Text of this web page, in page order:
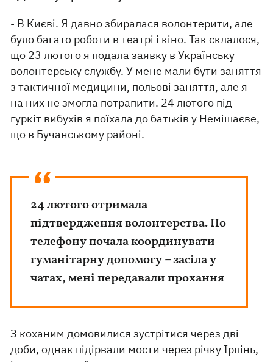
- В Києві. Я давно збиралася волонтерити, але
було багато роботи в театрі і кіно. Так склалося,
що 23 лютого я подала заявку в Українську
волонтерську службу. У мене мали бути заняття
з тактичної медицини, польові заняття, але я
на них не змогла потрапити. 24 лютого під
гуркіт вибухів я поїхала до батьків у Немішаєве,
що в Бучанському районі.
24 лютого отримала
підтвердження волонтерства. По
телефону почала координувати
гуманітарну допомогу – засіла у
чатах, мені передавали прохання
З коханим домовилися зустрітися через дві
доби, однак підірвали мости через річку Ірпінь,